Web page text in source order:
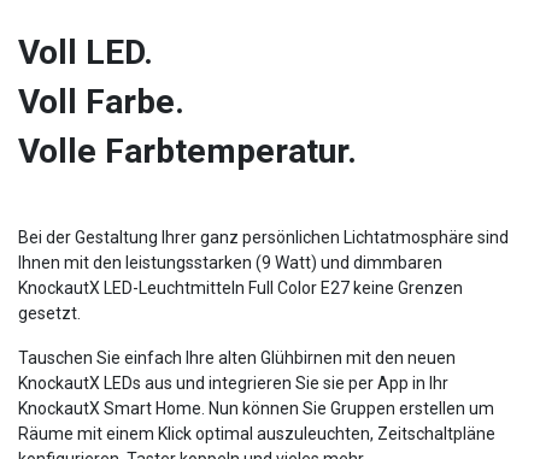
Voll LED.
Voll Farbe.
Volle Farbtemperatur.
Bei der Gestaltung Ihrer ganz persönlichen Lichtatmosphäre sind
Ihnen mit den leistungsstarken (9 Watt) und dimmbaren
KnockautX LED-Leuchtmitteln Full Color E27 keine Grenzen
gesetzt.
Tauschen Sie einfach Ihre alten Glühbirnen mit den neuen
KnockautX LEDs aus und integrieren Sie sie per App in Ihr
KnockautX Smart Home. Nun können Sie Gruppen erstellen um
Räume mit einem Klick optimal auszuleuchten, Zeitschaltpläne